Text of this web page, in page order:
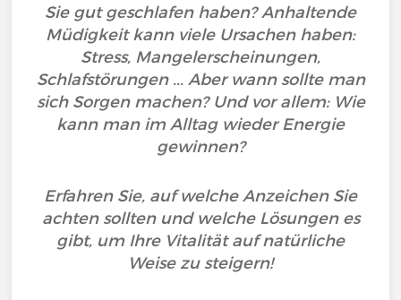
Sie gut geschlafen haben? Anhaltende
Müdigkeit kann viele Ursachen haben:
Stress, Mangelerscheinungen,
Schlafstörungen ... Aber wann sollte man
sich Sorgen machen? Und vor allem: Wie
kann man im Alltag wieder Energie
gewinnen?
Erfahren Sie, auf welche Anzeichen Sie
achten sollten und welche Lösungen es
gibt, um Ihre Vitalität auf natürliche
Weise zu steigern!